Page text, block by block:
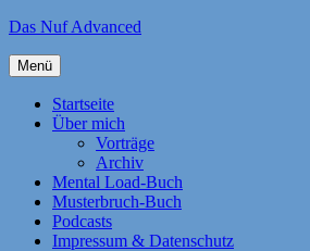
Zum
springen
Das Nuf Advanced
Menü
Startseite
Über mich
Vorträge
Archiv
Mental Load-Buch
Musterbruch-Buch
Podcasts
Impressum & Datenschutz